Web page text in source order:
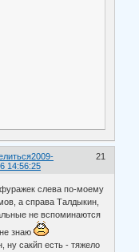
21
2009-
14:56:25
слева по-моему
а справа Талдыкин,
не вспоминаются
знаю
ну сакйп есть - тяжело